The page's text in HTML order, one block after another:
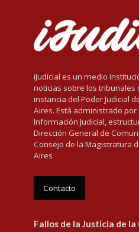
iJudicial es un medio
noticias sobre los
instancia del Poder Judicial
Aires. Está administrado
Información Judicial,
Dirección General de
Consejo de la Magistratura
Aires
Contacto
Fallos de la Justicia de la